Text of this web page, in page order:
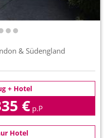
& Südengland
+ Hotel
€ p.P
Hotel